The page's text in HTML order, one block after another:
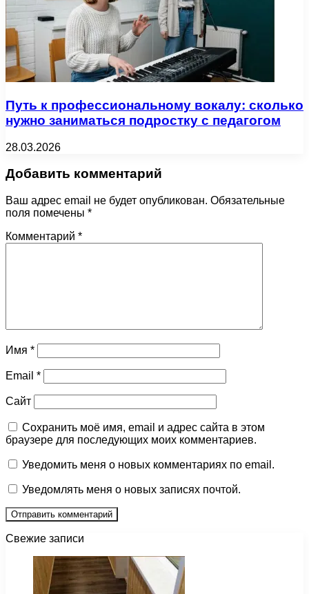
Путь к профессиональному вокалу: сколько
нужно заниматься подростку с педагогом
28.03.2026
Добавить комментарий
Ваш адрес email не будет опубликован. Обязательные
поля помечены *
Комментарий *
Имя *
Email *
Сайт
Сохранить моё имя, email и адрес сайта в этом
браузере для последующих моих комментариев.
Уведомить меня о новых комментариях по email.
Уведомлять меня о новых записях почтой.
Свежие записи